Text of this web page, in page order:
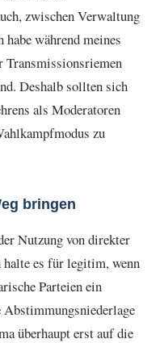
zwischen Verwaltung
während meines
Transmissionsriemen
Deshalb sollten sich
als Moderatoren
zu
bringen
Nutzung von direkter
es für legitim, wenn
Parteien ein
überhaupt erst auf die